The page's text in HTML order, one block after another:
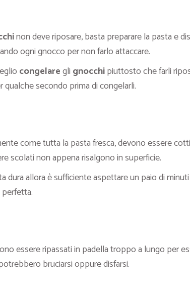
non deve riposare, basta preparare la pasta e
ogni gnocco per non farlo attaccare.
congelaregli gnocchipiuttosto che farli
secondo prima di congelarli.
come tutta la pasta fresca, devono essere
scolati non appena risalgono in superficie.
dura allora è sufficiente aspettare un paio di
essere ripassati in padella troppo a lungo per
bruciarsi oppure disfarsi.